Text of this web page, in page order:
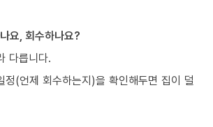
요, 회수하나요?
다릅니다.
정(언제 회수하는지)을 확인해두면 집이 덜